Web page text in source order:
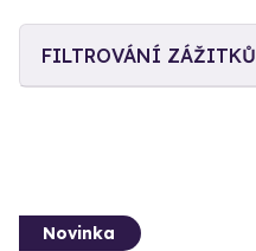
FILTROVÁNÍ ZÁŽITKŮ
Novinka